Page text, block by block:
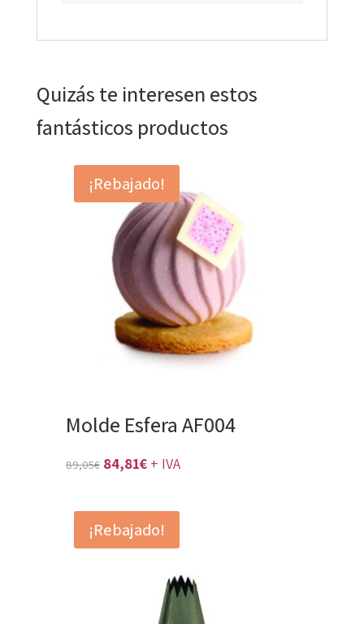
Quizás te interesen estos
fantásticos productos
¡Rebajado!
Molde Esfera AF004
89,05€ El
original
era:
84,81€El
actual
es:
+ IVA
¡Rebajado!